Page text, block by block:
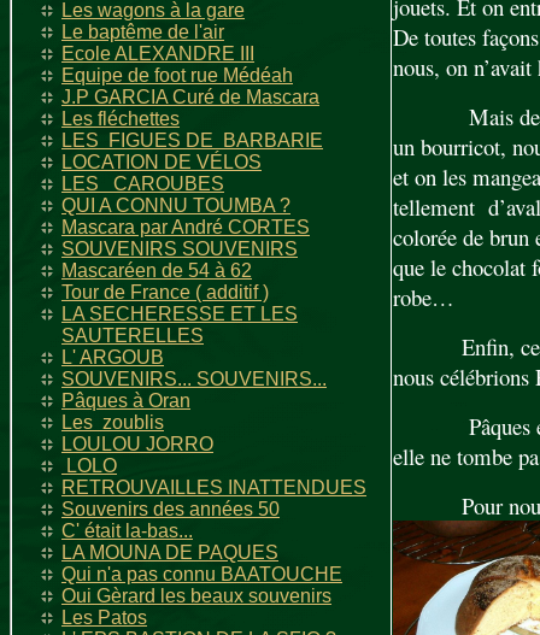
Les wagons à la gare
Le baptême de l'air
Ecole ALEXANDRE III
Equipe de foot rue Médéah
J.P GARCIA Curé de Mascara
Les fléchettes
LES FIGUES DE BARBARIE
LOCATION DE VÉLOS
LES CAROUBES
QUI A CONNU TOUMBA ?
Mascara par André CORTES
SOUVENIRS SOUVENIRS
Mascaréen de 54 à 62
Tour de France ( additif )
LA SECHERESSE ET LES
SAUTERELLES
L' ARGOUB
SOUVENIRS... SOUVENIRS...
Pâques à Oran
Les zoublis
LOULOU JORRO
LOLO
RETROUVAILLES INATTENDUES
Souvenirs des années 50
C' était la-bas...
LA MOUNA DE PAQUES
Qui n'a pas connu BAATOUCHE
Oui Gèrard les beaux souvenirs
Les Patos
jouets. Et on
De toutes
nous, on n’avait
Mais
un bourricot,
et on les
tellement
colorée de brun
que le chocolat
robe…
Enfin,
nous célébrions
elle ne tombe
Pour